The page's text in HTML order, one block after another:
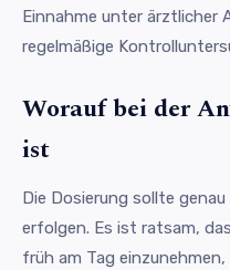
Einnahme unter ärztlicher
regelmäßige
Worauf bei der
ist
Die Dosierung sollte
erfolgen. Es ist ratsam,
früh am Tag